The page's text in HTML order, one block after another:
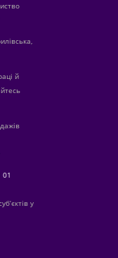
й
01
у